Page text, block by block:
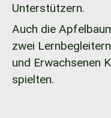
Unterstützern.
Auch die
zwei
und Erwachsenen
spielten.